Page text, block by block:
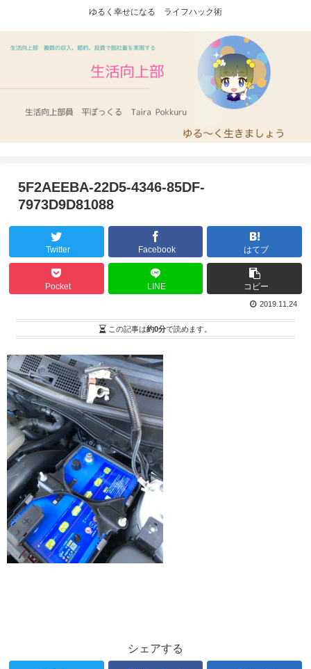
ゆるく幸せになる ライフハック術
5F2AEEBA-22D5-4346-85DF-
7973D9D81088
Twitter Facebook はてブ
Pocket LINE コピー
2019.11.24
この記事は約0分で読めます。
シェアする